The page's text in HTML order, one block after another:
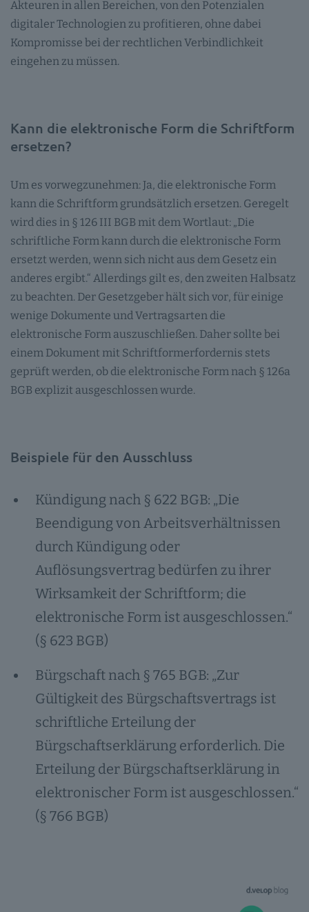
Akteuren in allen Bereichen, von den Potenzialen
digitaler Technologien zu profitieren, ohne dabei
Kompromisse bei der rechtlichen Verbindlichkeit
eingehen zu müssen.
Kann die elektronische Form die Schriftform
ersetzen?
Um es vorwegzunehmen: Ja, die elektronische Form
kann die Schriftform grundsätzlich ersetzen. Geregelt
wird dies in § 126 III BGB mit dem Wortlaut: „Die
schriftliche Form kann durch die elektronische Form
ersetzt werden, wenn sich nicht aus dem Gesetz ein
anderes ergibt.“ Allerdings gilt es, den zweiten Halbsatz
zu beachten. Der Gesetzgeber hält sich vor, für einige
wenige Dokumente und Vertragsarten die
elektronische Form auszuschließen. Daher sollte bei
einem Dokument mit Schriftformerfordernis stets
geprüft werden, ob die elektronische Form nach § 126a
BGB explizit ausgeschlossen wurde.
Beispiele für den Ausschluss
Kündigung nach § 622 BGB: „Die
Beendigung von Arbeitsverhältnissen
durch Kündigung oder
Auflösungsvertrag bedürfen zu ihrer
Wirksamkeit der Schriftform; die
elektronische Form ist ausgeschlossen.“
(§ 623 BGB)
Bürgschaft nach § 765 BGB: „Zur
Gültigkeit des Bürgschaftsvertrags ist
schriftliche Erteilung der
Bürgschaftserklärung erforderlich. Die
Erteilung der Bürgschaftserklärung in
elektronischer Form ist ausgeschlossen.“
(§ 766 BGB)